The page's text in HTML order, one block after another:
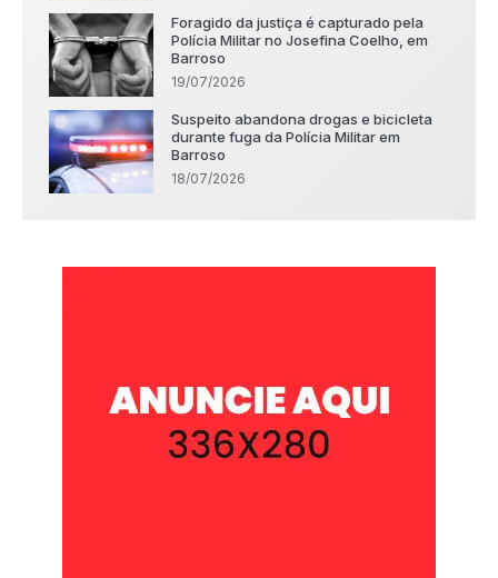
Foragido da justiça é capturado pela
Polícia Militar no Josefina Coelho, em
Barroso
19/07/2026
Suspeito abandona drogas e bicicleta
durante fuga da Polícia Militar em
Barroso
18/07/2026